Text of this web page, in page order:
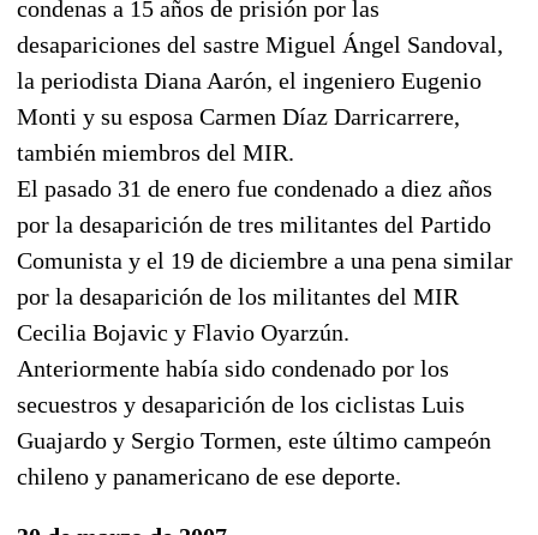
condenas a 15 años de prisión por las
desapariciones del sastre Miguel Ángel Sandoval,
la periodista Diana Aarón, el ingeniero Eugenio
Monti y su esposa Carmen Díaz Darricarrere,
también miembros del MIR.
El pasado 31 de enero fue condenado a diez años
por la desaparición de tres militantes del Partido
Comunista y el 19 de diciembre a una pena similar
por la desaparición de los militantes del MIR
Cecilia Bojavic y Flavio Oyarzún.
Anteriormente había sido condenado por los
secuestros y desaparición de los ciclistas Luis
Guajardo y Sergio Tormen, este último campeón
chileno y panamericano de ese deporte.